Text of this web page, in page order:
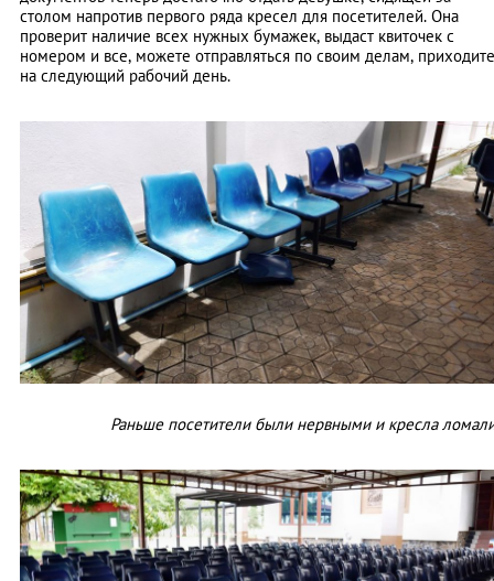
столом напротив первого ряда кресел для посетителей. Она
проверит наличие всех нужных бумажек, выдаст квиточек с
номером и все, можете отправляться по своим делам, приходите
на следующий рабочий день.
Раньше посетители были нервными и кресла